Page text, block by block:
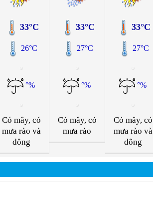
33°C
26°C
°%
Có mây, có
mưa rào và
dông
33°C
27°C
°%
Có mây, có
mưa rào
33°C
27°C
°%
Có mây, có
mưa rào và
dông